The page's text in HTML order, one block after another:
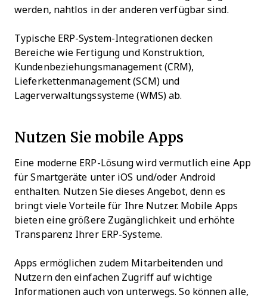
werden, nahtlos in der anderen verfügbar sind.
Typische ERP-System-Integrationen decken
Bereiche wie Fertigung und Konstruktion,
Kundenbeziehungsmanagement (CRM),
Lieferkettenmanagement (SCM) und
Lagerverwaltungssysteme (WMS) ab.
Nutzen Sie mobile Apps
Eine moderne ERP-Lösung wird vermutlich eine App
für Smartgeräte unter iOS und/oder Android
enthalten. Nutzen Sie dieses Angebot, denn es
bringt viele Vorteile für Ihre Nutzer. Mobile Apps
bieten eine größere Zugänglichkeit und erhöhte
Transparenz Ihrer ERP-Systeme.
Apps ermöglichen zudem Mitarbeitenden und
Nutzern den einfachen Zugriff auf wichtige
Informationen auch von unterwegs. So können alle,